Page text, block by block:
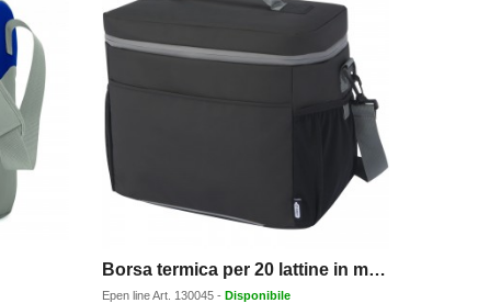
Borsa termica per 20 lattine in materiale riciclato certificato GRS Aqua - 22 L
Epen lineArt. 130045- Disponibile